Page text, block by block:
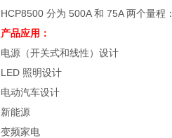
HCP8500 分为 500A和 75A两个量程：
产品应用：
电源（开关式和线性）设计
LED 照明设计
电动汽车设计
新能源
变频家电